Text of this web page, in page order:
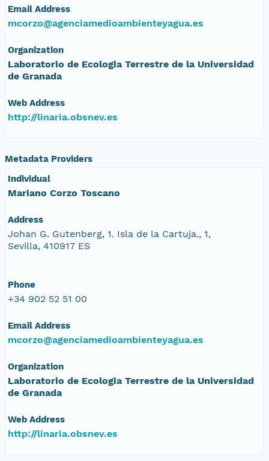
Email Address
mcorzo@agenciamedioambienteyagua.es
Organization
Laboratorio de Ecologia Terrestre de la Universidad
de Granada
Web Address
http://linaria.obsnev.es
Metadata Providers
Individual
Mariano Corzo Toscano
Address
Johan G. Gutenberg, 1. Isla de la Cartuja., 1,
Sevilla, 410917 ES
Phone
+34 902 52 51 00
Email Address
mcorzo@agenciamedioambienteyagua.es
Organization
Laboratorio de Ecologia Terrestre de la Universidad
de Granada
Web Address
http://linaria.obsnev.es